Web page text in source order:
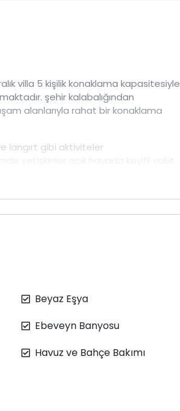
villa 5 kişilik konaklama kapasitesiyle
şehir kalabalığından
alanlarıyla rahat bir konaklama
langırt gibi aktiviteler
oluşturur amerikan mutfakta
temel mutfak ekipmanları eksiksiz
televizyon klima ve internet
alanı ve korunaklı yapısıyla özellikle
Beyaz Eşya
Ebeveyn Banyosu
Havuz ve Bahçe Bakımı